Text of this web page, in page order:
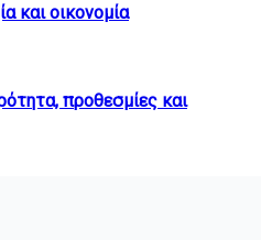
και οικονομία
προθεσμίες και